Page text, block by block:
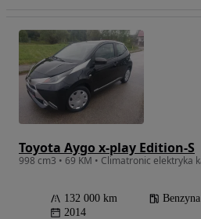
Toyota Aygo x-play Edition-S
132 000 km Benzyna
2014